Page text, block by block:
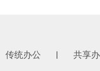
传统办公 共享